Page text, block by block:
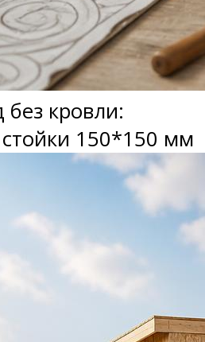
кровли:
150*150 мм